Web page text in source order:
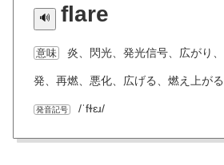
flare
意味 炎、閃光、発光信号、広がり
発、再燃、悪化、広げる、燃え上が
発音記号 /ˈfɫɛɹ/